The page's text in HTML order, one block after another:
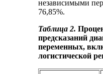
независимыми
76,85%.
Таблица 2.
предсказаний
переменных,
логистической